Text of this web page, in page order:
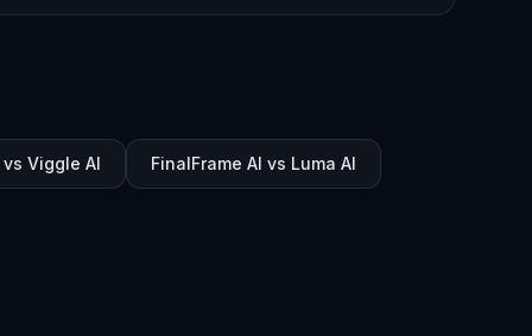
Viggle AI FinalFrame AI vs Luma AI